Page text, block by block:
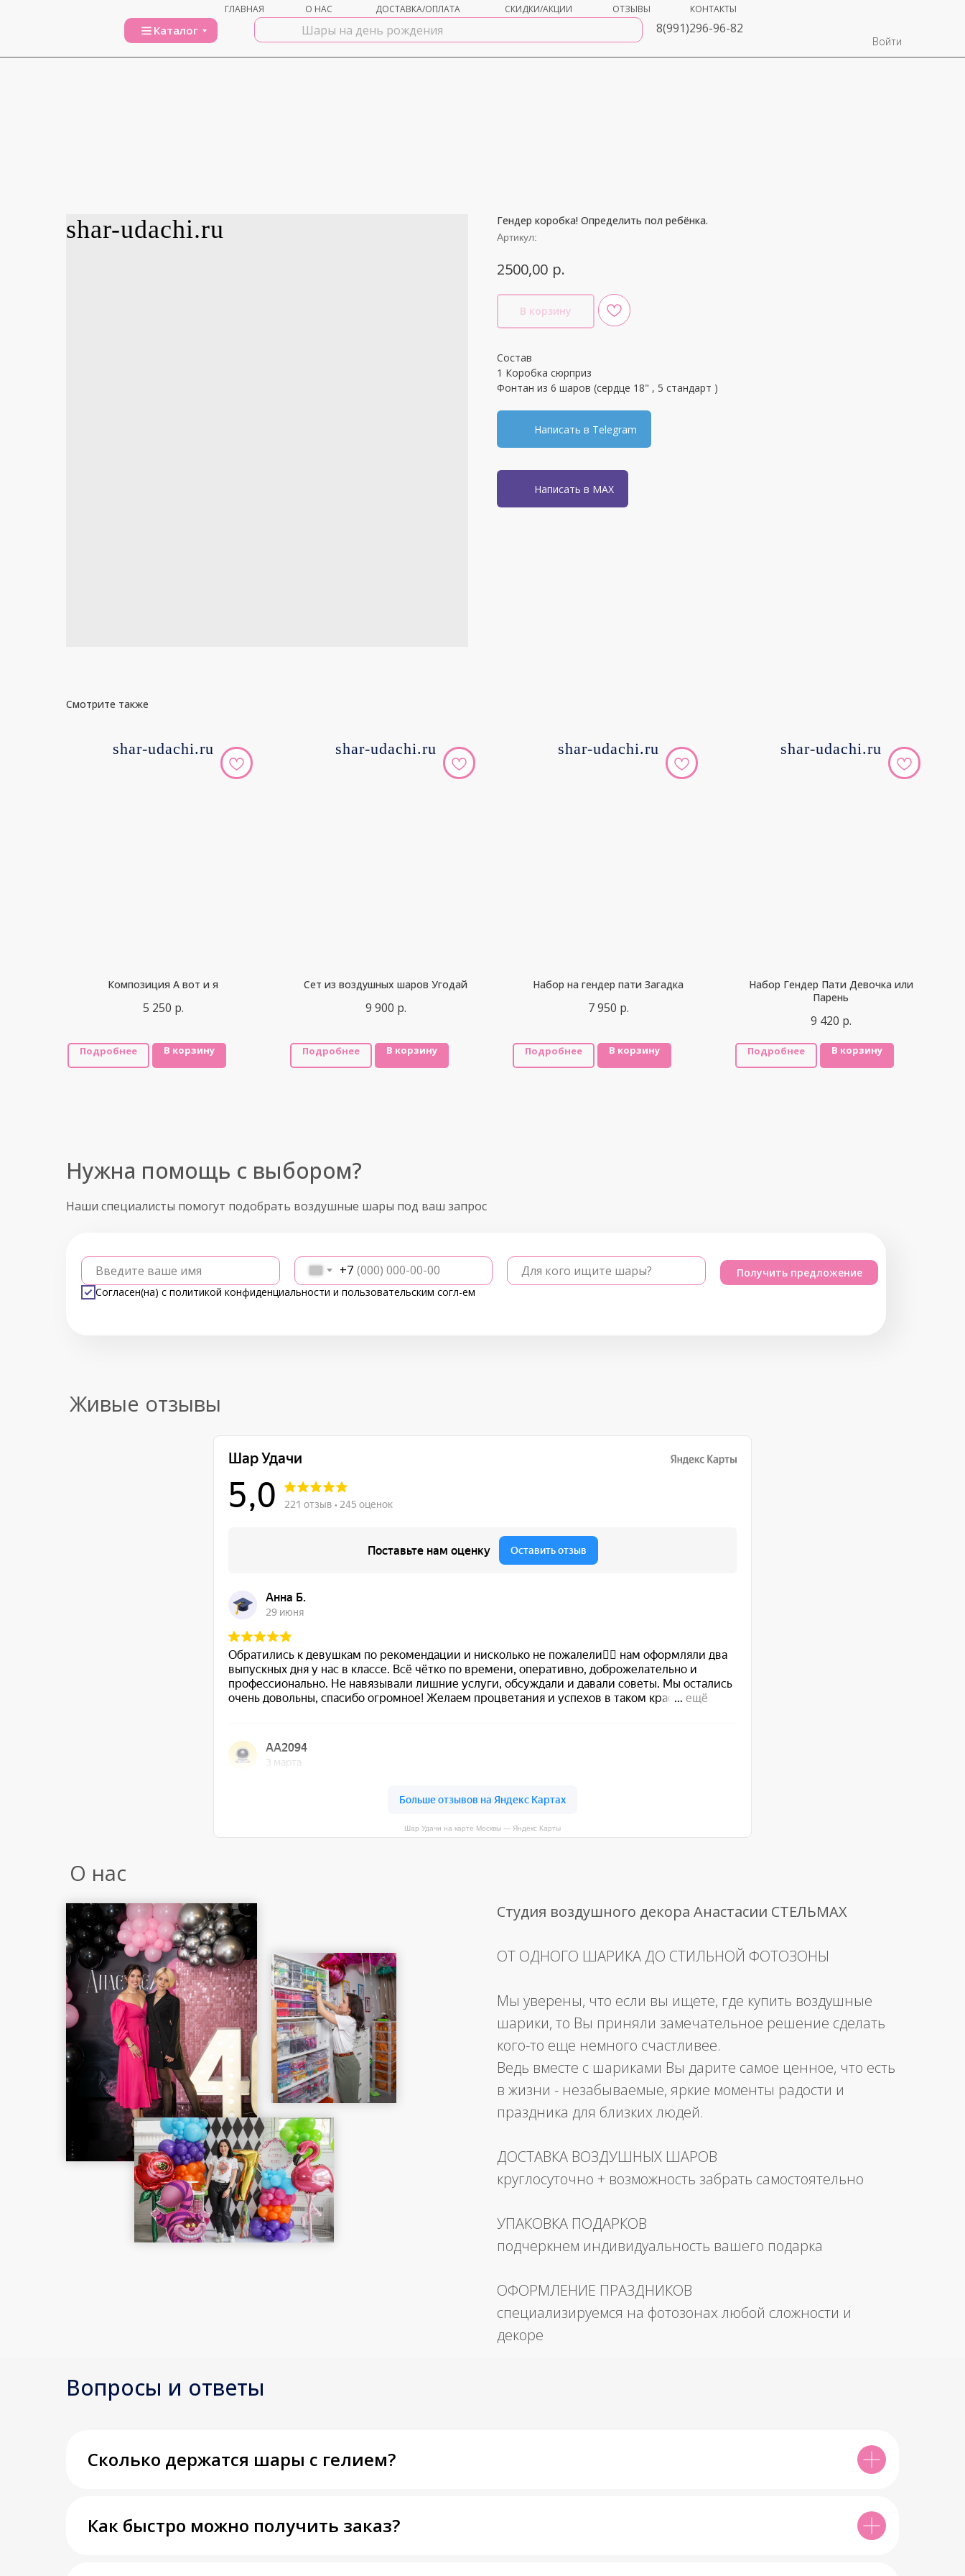
О НАС
ГЛАВНАЯ СКИДКИ/АКЦИИ
ДОСТАВКА/ОПЛАТА ОТЗЫВЫ КОНТАКТЫ
Каталог
Войти
8(991)296-96-82
shar-udachi.ru shar-udachi.ruГендер коробка! Определить пол ребёнка.
Артикул:
2500,00 р.
В корзину
Состав
1 Коробка сюрприз
Фонтан из 6 шаров (сердце 18" , 5 стандарт )
Написать в Telegram
Написать в MAX
Смотрите также
shar-udachi.ru
Композиция А вот и я
5 250 р.
Подробнее В корзину
shar-udachi.ru
Сет из воздушных шаров Угодай
9 900 р.
Подробнее В корзину
shar-udachi.ru
Набор на гендер пати Загадка
7 950 р.
Подробнее В корзину
shar-udachi.ru
Набор Гендер Пати Девочка или
Парень
9 420 р.
Подробнее В корзину
Наши специалисты помогут подобрать воздушные шары под ваш запрос
Введите ваше имя +7 Для кого ищите шары?
Согласен(на) с политикой конфиденциальности и пользовательским согл-ем
Получить предложение
Нужна помощь с выбором?
Живые отзывы
Шар Удачи на карте Москвы — Яндекс Карты
О нас
Студия воздушного декора Анастасии СТЕЛЬМАХ
ОТ ОДНОГО ШАРИКА ДО СТИЛЬНОЙ ФОТОЗОНЫ
Мы уверены, что если вы ищете, где купить воздушные
шарики, то Вы приняли замечательное решение сделать
кого-то еще немного счастливее.
Ведь вместе с шариками Вы дарите самое ценное, что есть
в жизни - незабываемые, яркие моменты радости и
праздника для близких людей.
ДОСТАВКА ВОЗДУШНЫХ ШАРОВ
круглосуточно + возможность забрать самостоятельно
УПАКОВКА ПОДАРКОВ
подчеркнем индивидуальность вашего подарка
ОФОРМЛЕНИЕ ПРАЗДНИКОВ
специализируемся на фотозонах любой сложности и
декоре
Вопросы и ответы
Сколько держатся шары с гелием?
Как быстро можно получить заказ?